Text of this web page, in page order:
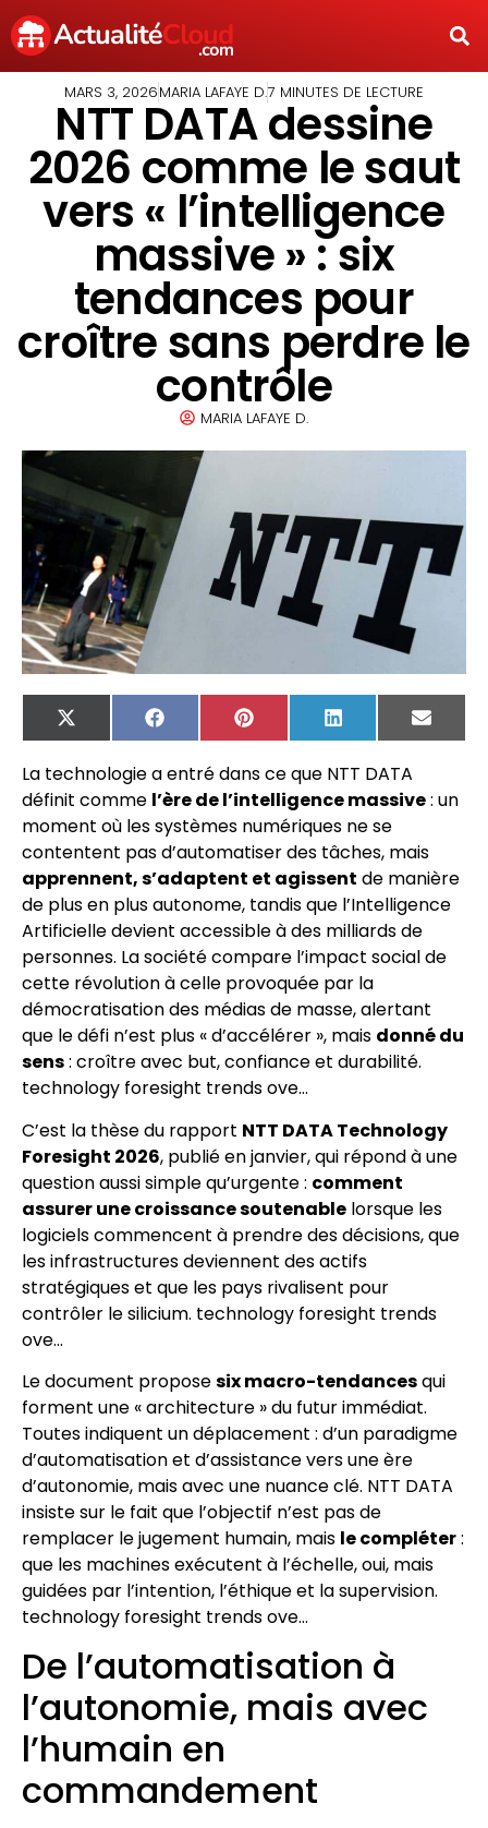
MARS 3, 2026MARIA LAFAYE D.7 MINUTES DE LECTURE
NTT DATA dessine
2026 comme le saut
vers « l’intelligence
massive » : six
tendances pour
croître sans perdre le
contrôle
MARIA LAFAYE D.
X
(Twitter)
FacebookPinterest LinkedIn
Email
La technologie a entré dans ce que NTT DATA
définit comme l’ère de l’intelligence massive: un
moment où les systèmes numériques ne se
contentent pas d’automatiser des tâches, mais
apprennent, s’adaptent et agissent de manière
de plus en plus autonome, tandis que l’Intelligence
Artificielle devient accessible à des milliards de
personnes. La société compare l’impact social de
cette révolution à celle provoquée par la
démocratisation des médias de masse, alertant
que le défi n’est plus « d’accélérer », mais donné du
sens: croître avec but, confiance et durabilité.
technology foresight trends ove…
C’est la thèse du rapport NTT DATA Technology
Foresight 2026, publié en janvier, qui répond à une
question aussi simple qu’urgente : comment
assurer une croissance soutenable lorsque les
logiciels commencent à prendre des décisions, que
les infrastructures deviennent des actifs
stratégiques et que les pays rivalisent pour
contrôler le silicium. technology foresight trends
ove…
Le document proposesix macro-tendancesqui
forment une « architecture » du futur immédiat.
Toutes indiquent un déplacement : d’un paradigme
d’automatisation et d’assistance vers une ère
d’autonomie, mais avec une nuance clé. NTT DATA
insiste sur le fait que l’objectif n’est pas de
remplacer le jugement humain, mais le compléter:
que les machines exécutent à l’échelle, oui, mais
guidées par l’intention, l’éthique et la supervision.
technology foresight trends ove…
De l’automatisation à
l’autonomie, mais avec
l’humain en
commandement